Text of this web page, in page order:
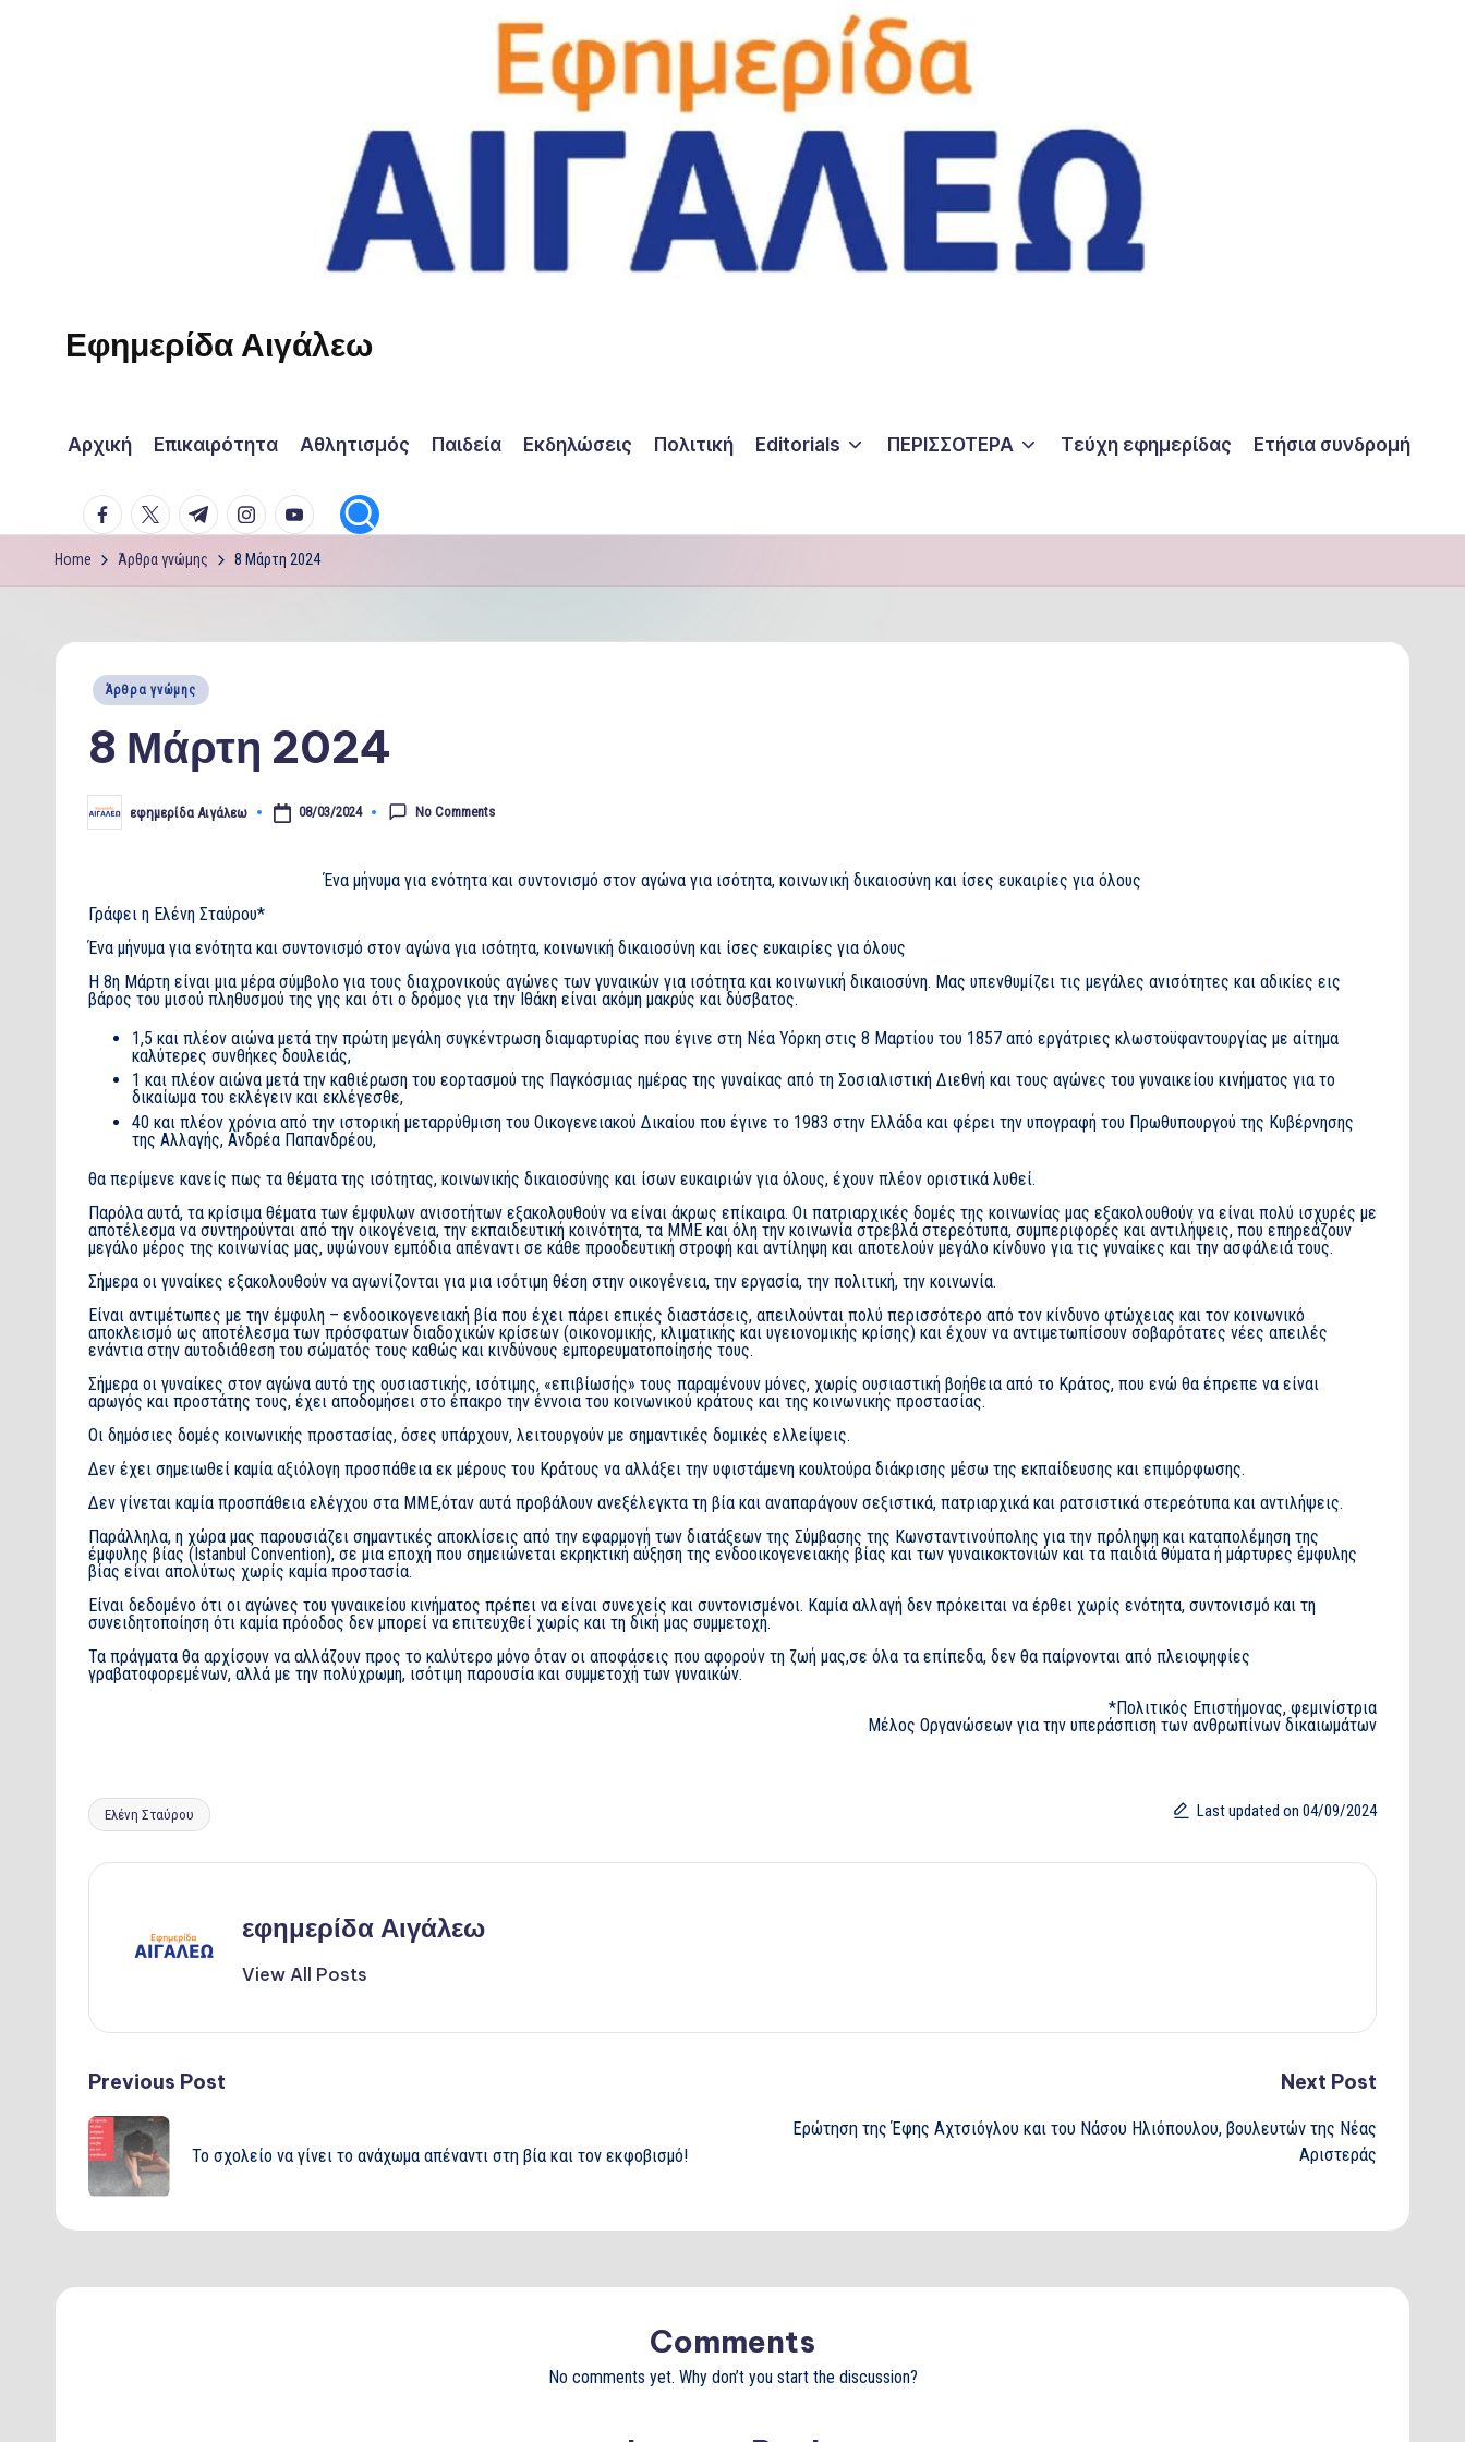
Εφημερίδα Αιγάλεω
Αρχική Επικαιρότητα Αθλητισμός Παιδεία Εκδηλώσεις Πολιτική Editorials ΠΕΡΙΣΣΟΤΕΡΑ Τεύχη εφημερίδας Ετήσια συνδρομή
facebook.com
twitter.com
t.me instagram.com
youtube.com
Home Άρθρα γνώμης 8 Μάρτη 2024
Posted
in Άρθρα γνώμης
8 Μάρτη 2024
Posted
by
εφημερίδα Αιγάλεω 08/03/2024 No Comments
Ένα μήνυμα για ενότητα και συντονισμό στον αγώνα για ισότητα, κοινωνική δικαιοσύνη και ίσες ευκαιρίες για όλους
Γράφει η Ελένη Σταύρου*
Ένα μήνυμα για ενότητα και συντονισμό στον αγώνα για ισότητα, κοινωνική δικαιοσύνη και ίσες ευκαιρίες για όλους
Η 8η Μάρτη είναι μια μέρα σύμβολο για τους διαχρονικούς αγώνες των γυναικών για ισότητα και κοινωνική δικαιοσύνη. Μας υπενθυμίζει τις μεγάλες ανισότητες και αδικίες εις
βάρος του μισού πληθυσμού της γης και ότι ο δρόμος για την Ιθάκη είναι ακόμη μακρύς και δύσβατος.
1,5 και πλέον αιώνα μετά την πρώτη μεγάλη συγκέντρωση διαμαρτυρίας που έγινε στη Νέα Υόρκη στις 8 Μαρτίου του 1857 από εργάτριες κλωστοϋφαντουργίας με αίτημα
καλύτερες συνθήκες δουλειάς,
1 και πλέον αιώνα μετά την καθιέρωση του εορτασμού της Παγκόσμιας ημέρας της γυναίκας από τη Σοσιαλιστική Διεθνή και τους αγώνες του γυναικείου κινήματος για το
δικαίωμα του εκλέγειν και εκλέγεσθε,
40 και πλέον χρόνια από την ιστορική μεταρρύθμιση του Οικογενειακού Δικαίου που έγινε το 1983 στην Ελλάδα και φέρει την υπογραφή του Πρωθυπουργού της Κυβέρνησης
της Αλλαγής, Ανδρέα Παπανδρέου,
θα περίμενε κανείς πως τα θέματα της ισότητας, κοινωνικής δικαιοσύνης και ίσων ευκαιριών για όλους, έχουν πλέον οριστικά λυθεί.
Παρόλα αυτά, τα κρίσιμα θέματα των έμφυλων ανισοτήτων εξακολουθούν να είναι άκρως επίκαιρα. Οι πατριαρχικές δομές της κοινωνίας μας εξακολουθούν να είναι πολύ ισχυρές με
αποτέλεσμα να συντηρούνται από την οικογένεια, την εκπαιδευτική κοινότητα, τα ΜΜΕ και όλη την κοινωνία στρεβλά στερεότυπα, συμπεριφορές και αντιλήψεις, που επηρεάζουν
μεγάλο μέρος της κοινωνίας μας, υψώνουν εμπόδια απέναντι σε κάθε προοδευτική στροφή και αντίληψη και αποτελούν μεγάλο κίνδυνο για τις γυναίκες και την ασφάλειά τους.
Σήμερα οι γυναίκες εξακολουθούν να αγωνίζονται για μια ισότιμη θέση στην οικογένεια, την εργασία, την πολιτική, την κοινωνία.
Είναι αντιμέτωπες με την έμφυλη – ενδοοικογενειακή βία που έχει πάρει επικές διαστάσεις, απειλούνται πολύ περισσότερο από τον κίνδυνο φτώχειας και τον κοινωνικό
αποκλεισμό ως αποτέλεσμα των πρόσφατων διαδοχικών κρίσεων (οικονομικής, κλιματικής και υγειονομικής κρίσης) και έχουν να αντιμετωπίσουν σοβαρότατες νέες απειλές
ενάντια στην αυτοδιάθεση του σώματός τους καθώς και κινδύνους εμπορευματοποίησής τους.
Σήμερα οι γυναίκες στον αγώνα αυτό της ουσιαστικής, ισότιμης, «επιβίωσής» τους παραμένουν μόνες, χωρίς ουσιαστική βοήθεια από το Κράτος, που ενώ θα έπρεπε να είναι
αρωγός και προστάτης τους, έχει αποδομήσει στο έπακρο την έννοια του κοινωνικού κράτους και της κοινωνικής προστασίας.
Οι δημόσιες δομές κοινωνικής προστασίας, όσες υπάρχουν, λειτουργούν με σημαντικές δομικές ελλείψεις.
Δεν έχει σημειωθεί καμία αξιόλογη προσπάθεια εκ μέρους του Κράτους να αλλάξει την υφιστάμενη κουλτούρα διάκρισης μέσω της εκπαίδευσης και επιμόρφωσης.
Δεν γίνεται καμία προσπάθεια ελέγχου στα ΜΜΕ,όταν αυτά προβάλουν ανεξέλεγκτα τη βία και αναπαράγουν σεξιστικά, πατριαρχικά και ρατσιστικά στερεότυπα και αντιλήψεις.
Παράλληλα, η χώρα μας παρουσιάζει σημαντικές αποκλίσεις από την εφαρμογή των διατάξεων της Σύμβασης της Κωνσταντινούπολης για την πρόληψη και καταπολέμηση της
έμφυλης βίας (Istanbul Convention), σε μια εποχή που σημειώνεται εκρηκτική αύξηση της ενδοοικογενειακής βίας και των γυναικοκτονιών και τα παιδιά θύματα ή μάρτυρες έμφυλης
βίας είναι απολύτως χωρίς καμία προστασία.
Είναι δεδομένο ότι οι αγώνες του γυναικείου κινήματος πρέπει να είναι συνεχείς και συντονισμένοι. Καμία αλλαγή δεν πρόκειται να έρθει χωρίς ενότητα, συντονισμό και τη
συνειδητοποίηση ότι καμία πρόοδος δεν μπορεί να επιτευχθεί χωρίς και τη δική μας συμμετοχή.
Τα πράγματα θα αρχίσουν να αλλάζουν προς το καλύτερο μόνο όταν οι αποφάσεις που αφορούν τη ζωή μας,σε όλα τα επίπεδα, δεν θα παίρνονται από πλειοψηφίες
γραβατοφορεμένων, αλλά με την πολύχρωμη, ισότιμη παρουσία και συμμετοχή των γυναικών.
*Πολιτικός Επιστήμονας, φεμινίστρια
Μέλος Οργανώσεων για την υπεράσπιση των ανθρωπίνων δικαιωμάτων
Tags:Ελένη Σταύρου Last updated on 04/09/2024
εφημερίδα Αιγάλεω
View All Posts
Post
navigation
Previous Post
Το σχολείο να γίνει το ανάχωμα απέναντι στη βία και τον εκφοβισμό!
Next Post
Ερώτηση της Έφης Αχτσιόγλου και του Νάσου Ηλιόπουλου, βουλευτών της Νέας
Αριστεράς
Comments
No comments yet. Why don’t you start the discussion?